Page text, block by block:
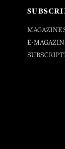
MAGAZINE
E-